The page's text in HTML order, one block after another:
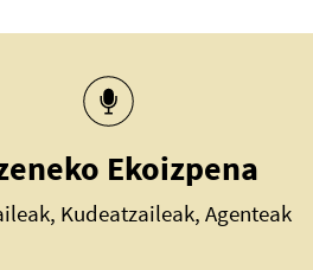
Ekoizpena
Kudeatzaileak, Agenteak